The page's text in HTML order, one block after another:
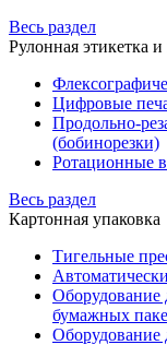
Весь раздел
Рулонная этикетка и
Цифровые
Продольно-
(бобинорезки)
Ротационные
Весь раздел
Картонная упаковка
Тигельные
Оборудование
бумажных
Оборудование